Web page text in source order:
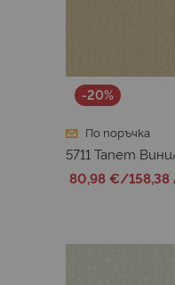
-20%
По поръчка
5711 Тапет
80,98 €/158,38